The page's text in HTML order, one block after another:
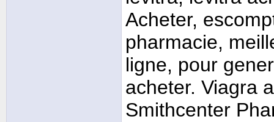
Acheter,
pharmacie,
ligne, pour
acheter. Viagra
Smithcenter